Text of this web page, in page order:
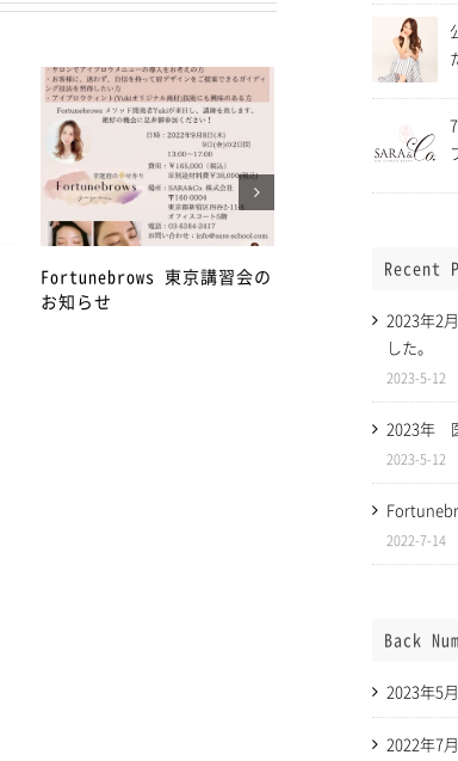
Fortunebrows 東京講習会の
お知らせ
4月27日から5月11
丁目店を臨時休業
Recent
2023年2
した。
2023-5-12
2023年
2023-5-12
2022-7-14
Back
2023年5月
2022年7月